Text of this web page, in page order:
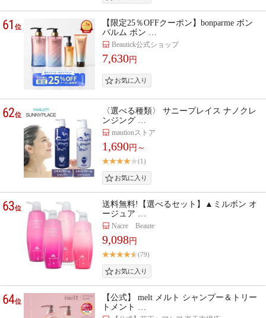
61位
【限定25％OFFクーポン】bonparme ボン
パルム ボン …
Beautick公式ショップ
7,630円
62位
〈選べる種類〉 サニープレイス ナノクレ
ンジング …
mautionストア
1,690円～
(1)
63位
送料無料!【選べるセット】▲ミルボン オ
ージュア …
Nacre Beaute
9,098円
(79)
64位
【公式】 melt メルト シャンプー＆トリー
トメント …